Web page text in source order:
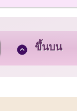
ขึ้นบน